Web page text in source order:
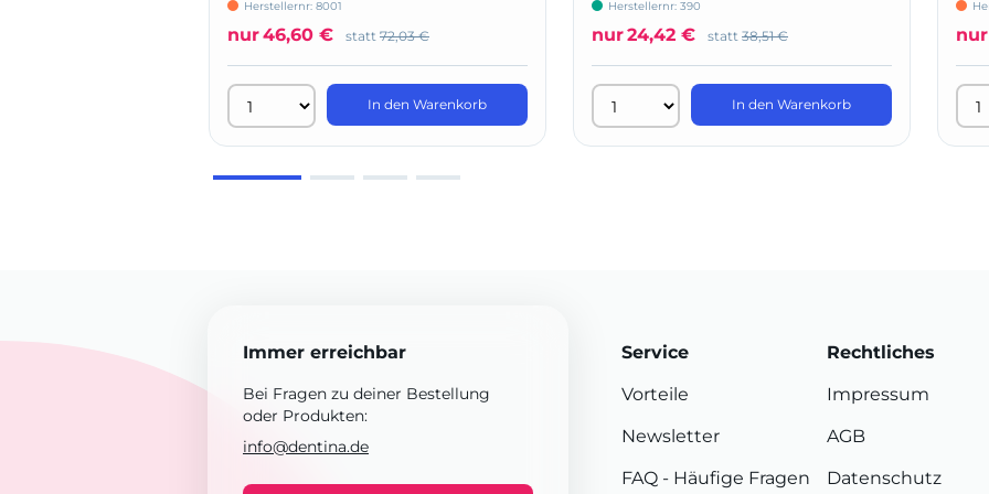
Herstellernr: 8001
nur46,60 € statt 72,03 €
In den Warenkorb
Herstellernr: 390
nur24,42 € statt 38,51 €
In den Warenkorb
nur
Immer erreichbar
Bei Fragen zu deiner Bestellung
oder Produkten:
info@dentina.de
Service
Vorteile
Newsletter
FAQ - Häufige Fragen
Rechtliches
Impressum
AGB
Datenschutz